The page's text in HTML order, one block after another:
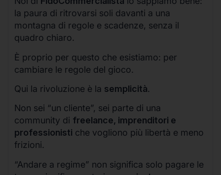
la paura di ritrovarsi soli davanti a una
montagna di regole e scadenze, senza il
quadro chiaro.
È proprio per questo che esistiamo: per
cambiare le regole del gioco.
Qui la rivoluzione è la semplicità.
Non sei “un cliente”, sei parte di una
community di freelance, imprenditori e
professionisti che vogliono più libertà e meno
frizioni.
“Andare a regime” non significa solo pagare le